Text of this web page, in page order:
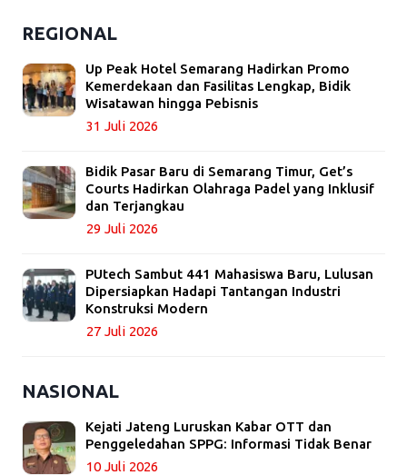
REGIONAL
Up Peak Hotel Semarang Hadirkan Promo
Kemerdekaan dan Fasilitas Lengkap, Bidik
Wisatawan hingga Pebisnis
31 Juli 2026
Bidik Pasar Baru di Semarang Timur, Get’s
Courts Hadirkan Olahraga Padel yang Inklusif
dan Terjangkau
29 Juli 2026
PUtech Sambut 441 Mahasiswa Baru, Lulusan
Dipersiapkan Hadapi Tantangan Industri
Konstruksi Modern
27 Juli 2026
NASIONAL
Kejati Jateng Luruskan Kabar OTT dan
Penggeledahan SPPG: Informasi Tidak Benar
10 Juli 2026